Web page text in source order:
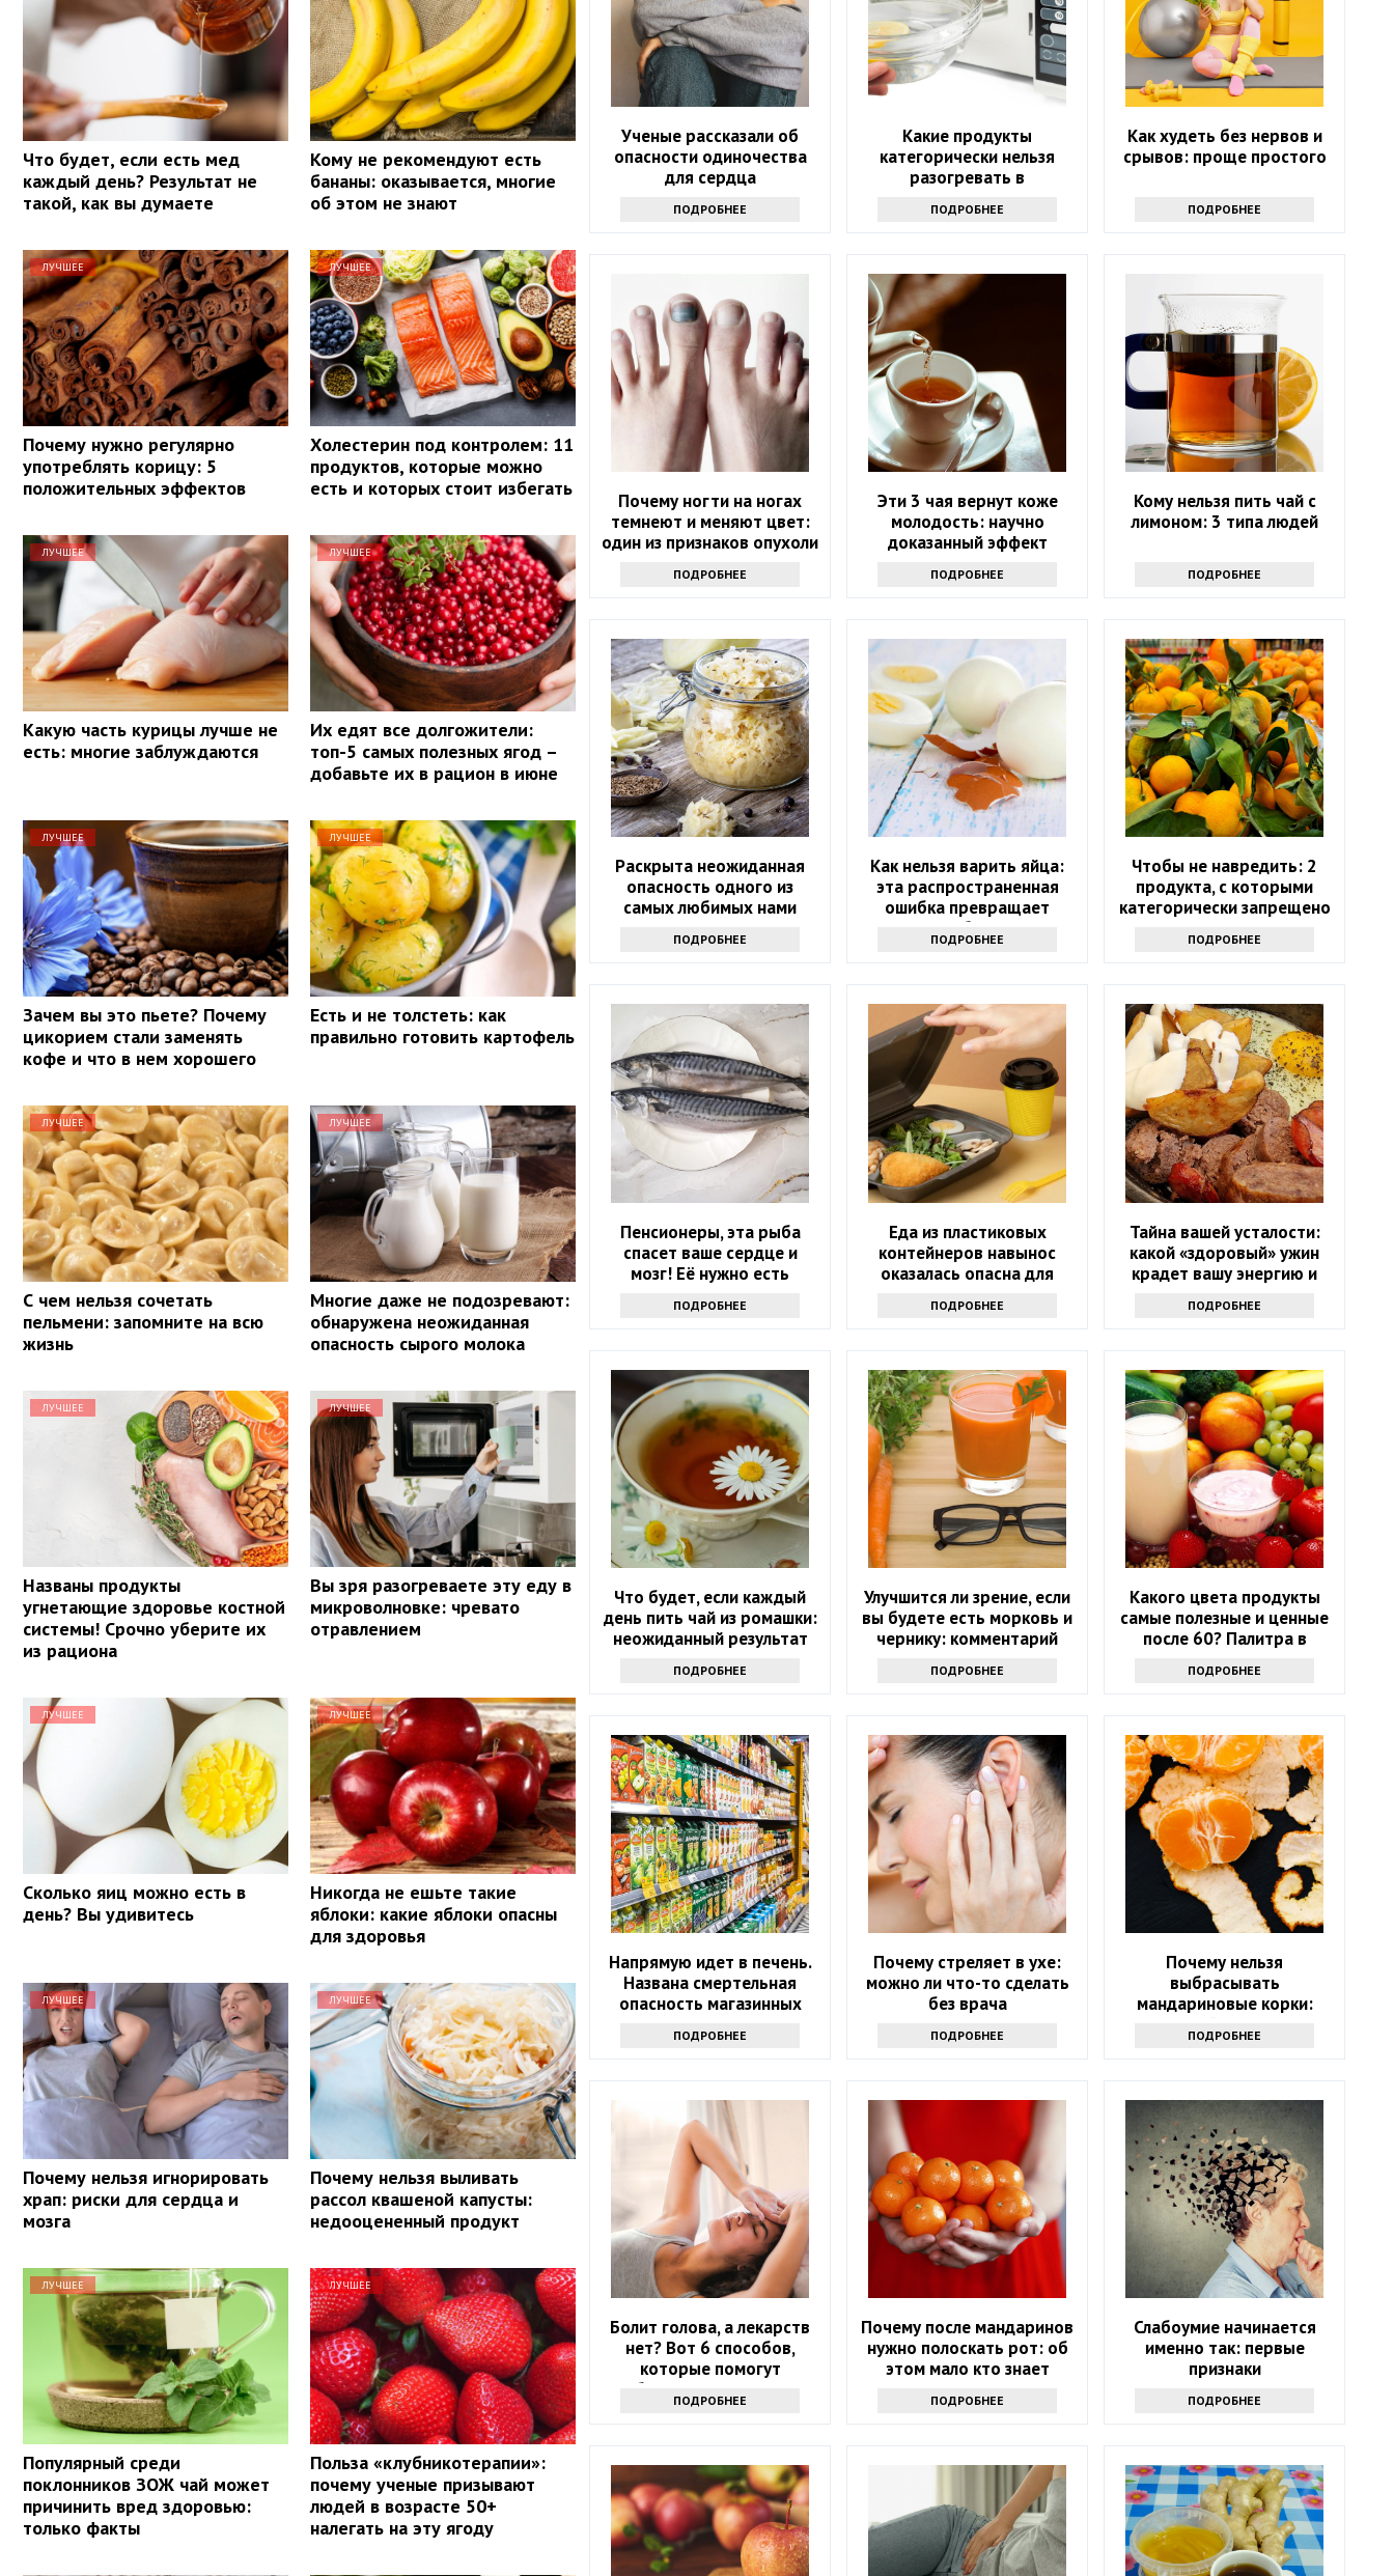
Что будет, если есть мед
каждый день? Результат не
такой, как вы думаете
Кому не рекомендуют есть
бананы: оказывается, многие
об этом не знают
ЛУЧШЕЕ
Почему нужно регулярно
употреблять корицу: 5
положительных эффектов
ЛУЧШЕЕ
Холестерин под контролем: 11
продуктов, которые можно
есть и которых стоит избегать
ЛУЧШЕЕ
Какую часть курицы лучше не
есть: многие заблуждаются
ЛУЧШЕЕ
Их едят все долгожители:
топ-5 самых полезных ягод –
добавьте их в рацион в июне
ЛУЧШЕЕ
Зачем вы это пьете? Почему
цикорием стали заменять
кофе и что в нем хорошего
ЛУЧШЕЕ
Есть и не толстеть: как
правильно готовить картофель
ЛУЧШЕЕ
С чем нельзя сочетать
пельмени: запомните на всю
жизнь
ЛУЧШЕЕ
Многие даже не подозревают:
обнаружена неожиданная
опасность сырого молока
ЛУЧШЕЕ
Названы продукты
угнетающие здоровье костной
системы! Срочно уберите их
из рациона
ЛУЧШЕЕ
Вы зря разогреваете эту еду в
микроволновке: чревато
отравлением
ЛУЧШЕЕ
Сколько яиц можно есть в
день? Вы удивитесь
ЛУЧШЕЕ
Никогда не ешьте такие
яблоки: какие яблоки опасны
для здоровья
ЛУЧШЕЕ
Почему нельзя игнорировать
храп: риски для сердца и
мозга
ЛУЧШЕЕ
Почему нельзя выливать
рассол квашеной капусты:
недооцененный продукт
ЛУЧШЕЕ
Популярный среди
поклонников ЗОЖ чай может
причинить вред здоровью:
только факты
ЛУЧШЕЕ
Польза «клубникотерапии»:
почему ученые призывают
людей в возрасте 50+
налегать на эту ягоду
Ученые рассказали об
опасности одиночества
для сердца
ПОДРОБНЕЕ
Какие продукты
категорически нельзя
разогревать в
советы экспертов
ПОДРОБНЕЕ
Как худеть без нервов и
срывов: проще простого
ПОДРОБНЕЕ
Почему ногти на ногах
темнеют и меняют цвет:
один из признаков опухоли
ПОДРОБНЕЕ
Эти 3 чая вернут коже
молодость: научно
доказанный эффект
ПОДРОБНЕЕ
Кому нельзя пить чай с
лимоном: 3 типа людей
ПОДРОБНЕЕ
Раскрыта неожиданная
опасность одного из
самых любимых нами
ПОДРОБНЕЕ
Как нельзя варить яйца:
эта распространенная
ошибка превращает
полезное блюдо в яд
ПОДРОБНЕЕ
Чтобы не навредить: 2
продукта, с которыми
категорически запрещено
ПОДРОБНЕЕ
Пенсионеры, эта рыба
спасет ваше сердце и
мозг! Её нужно есть
ПОДРОБНЕЕ
Еда из пластиковых
контейнеров навынос
оказалась опасна для
ПОДРОБНЕЕ
Тайна вашей усталости:
какой «здоровый» ужин
крадет вашу энергию и
ПОДРОБНЕЕ
Что будет, если каждый
день пить чай из ромашки:
неожиданный результат
ПОДРОБНЕЕ
Улучшится ли зрение, если
вы будете есть морковь и
чернику: комментарий
ПОДРОБНЕЕ
Какого цвета продукты
самые полезные и ценные
после 60? Палитра в
ПОДРОБНЕЕ
Напрямую идет в печень.
Названа смертельная
опасность магазинных
ПОДРОБНЕЕ
Почему стреляет в ухе:
можно ли что-то сделать
без врача
ПОДРОБНЕЕ
Почему нельзя
выбрасывать
мандариновые корки:
лучше залейте их уксусом
ПОДРОБНЕЕ
Болит голова, а лекарств
нет? Вот 6 способов,
которые помогут
избавиться от напасти
ПОДРОБНЕЕ
Почему после мандаринов
нужно полоскать рот: об
этом мало кто знает
ПОДРОБНЕЕ
Слабоумие начинается
именно так: первые
признаки
ПОДРОБНЕЕ